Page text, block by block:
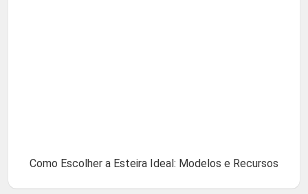
Como Escolher a Esteira Ideal: Modelos e Recursos